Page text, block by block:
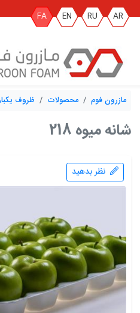
FA EN RU
AR
مازرون فوم محصولات ظروف
شانه میوه 218
نظر بدهید